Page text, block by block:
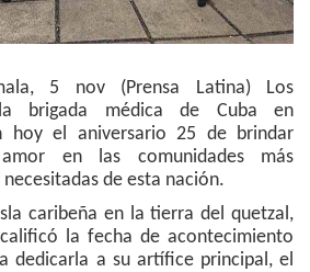
5 nov (Prensa Latina) Los
brigada médica de Cuba en
hoy el aniversario 25 de brindar
en las comunidades más
necesitadas de esta nación.
caribeña en la tierra del quetzal,
la fecha de acontecimiento
dedicarla a su artífice principal, el